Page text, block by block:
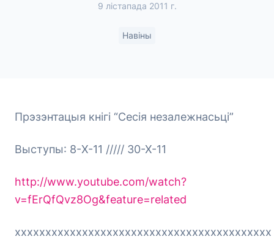
9 лістапада 2011 г.
Навіны
Прэзэнтацыя кнігі “Сесія незалежнасьці”
Выступы: 8-X-11 ///// 30-X-11
http://www.youtube.com/watch?
v=fErQfQvz8Og&feature=related
xxxxxxxxxxxxxxxxxxxxxxxxxxxxxxxxxxxxxxxxxx